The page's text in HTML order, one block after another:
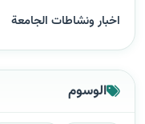
اخبار ونشاطات الجامعة
الوسوم